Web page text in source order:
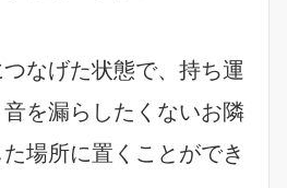
なげた状態で、持ち運
を漏らしたくないお隣
場所に置くことができ